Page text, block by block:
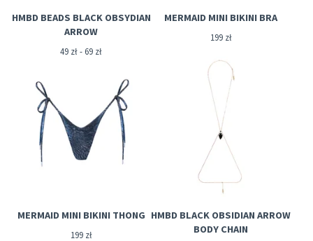
HMBD BEADS BLACK OBSYDIAN
ARROW
49 zł- 69 zł
MERMAID MINI BIKINI BRA
199 zł
MERMAID MINI BIKINI THONG
199 zł
HMBD BLACK OBSIDIAN ARROW
BODY CHAIN